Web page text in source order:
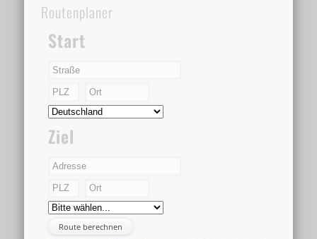
Routenplaner
Start
Ziel